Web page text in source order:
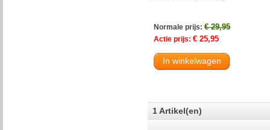
Normale prijs: € 29,95
Actie prijs: € 25,95
In winkelwagen
1 Artikel(en)